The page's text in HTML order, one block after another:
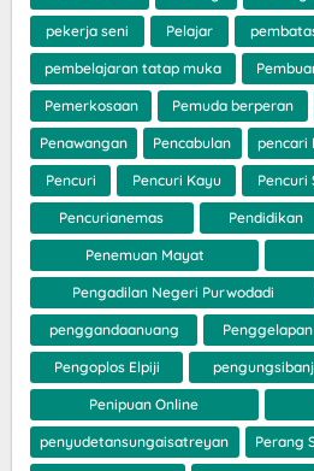
pekerja seni Pelajar
pembelajaran tatap muka
Pemerkosaan Pemuda berperan
Penawangan Pencabulan pencari
Pencuri Pencuri Kayu Pencuri
Pencurianemas Pendidikan
Penemuan Mayat
Pengadilan Negeri Purwodadi
penggandaanuang Penggelapan
Pengoplos Elpiji
Penipuan Online
penyudetansungaisatreyan Perang